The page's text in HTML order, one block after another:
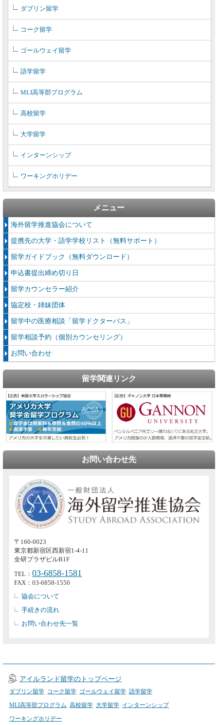
ダブリン留学
コーク留学
ゴールウェイ留学
語学留学
MLI高等部プログラム
高校留学
大学留学
インターンシップ
ワーキングホリデー
メニュー
海外留学推進協会について
提携先の大学・語学学校リスト（無料サポート）
留学ガイドブック（無料ダウンロード）
申込書提出締め切り日
留学カウンセラー紹介
協定校・姉妹団体
留学中の医療相談「留学ドクターパス」
留学相談予約（個別カウンセリング）
お問い合わせ
留学関連リンク
お問い合わせ先
〒160-0023
東京都新宿区西新宿1-4-11
全研プラザビルB1F
TEL：03-6858-1581
FAX：03-6858-1550
協会について
手続きの流れ
お問い合わせ先一覧
アイルランド留学のトップページ
ダブリン留学 コーク留学 ゴールウェイ留学 語学留学
MLI高等部プログラム 高校留学 大学留学 インターンシップ
ワーキングホリデー